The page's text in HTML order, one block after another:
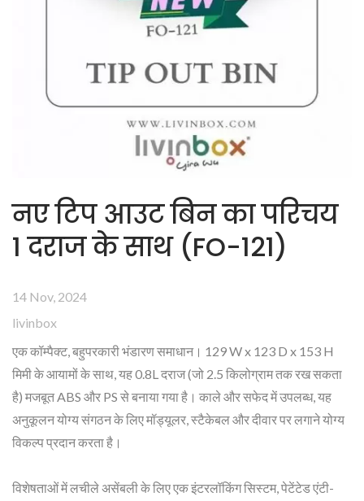
नए टिप आउट बिन का परिचय
1 दराज के साथ (FO-121)
14 Nov, 2024
livinbox
एक कॉम्पैक्ट, बहुपरकारी भंडारण समाधान। 129 W x 123 D x 153 H
मिमी के आयामों के साथ, यह 0.8L दराज (जो 2.5 किलोग्राम तक रख सकता
है) मजबूत ABS और PS से बनाया गया है। काले और सफेद में उपलब्ध, यह
अनुकूलन योग्य संगठन के लिए मॉड्यूलर, स्टैकेबल और दीवार पर लगाने योग्य
विकल्प प्रदान करता है।
विशेषताओं में लचीले असेंबली के लिए एक इंटरलॉकिंग सिस्टम, पेटेंटेड एंटी-